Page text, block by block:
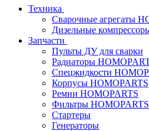
Техника
Сварочные агрегаты
Дизельные
Запчасти
Пульты ДУ для сварки
Радиаторы
Спецжидкости
Корпусы HOMOPARTS
Ремни HOMOPARTS
Фильтры HOMOPARTS
Стартеры
Генераторы